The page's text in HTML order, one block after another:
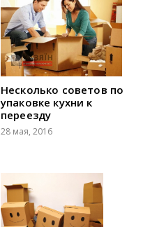
Несколько советов по
упаковке кухни к
переезду
28 мая, 2016